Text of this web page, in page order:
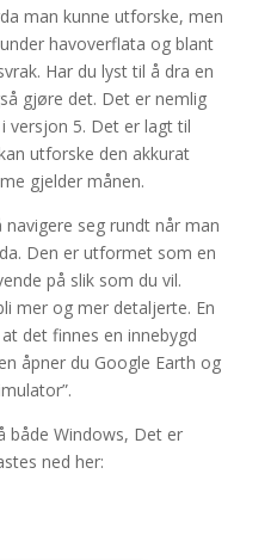
man kunne utforske, men
havoverflata og blant
Har du lyst til å dra en
gjøre det. Det er nemlig
versjon 5. Det er lagt til
utforske den akkurat
gjelder månen.
seg rundt når man
Den er utformet som en
på slik som du vil.
mer og mer detaljerte. En
det finnes en innebygd
åpner du Google Earth og
både Windows, Det er
ned her: